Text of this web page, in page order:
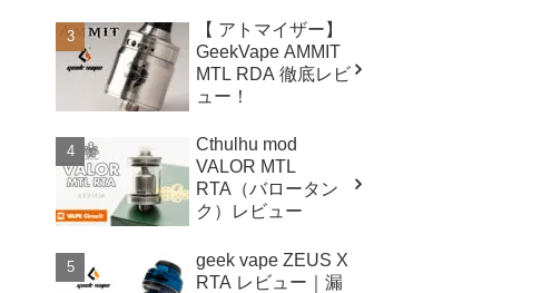
【 アトマイザー】
GeekVape AMMIT
MTL RDA 徹底レビ
ュー！
Cthulhu mod
VALOR MTL
RTA（バロータン
ク）レビュー
geek vape ZEUS X
RTA レビュー｜漏